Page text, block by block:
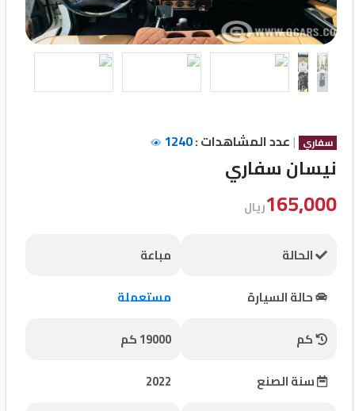
تسجيل
الدخول
English
مستثمري
السيارات
مطلوب
شركات
مميزة
سفاري | عدد المشاهدات :1240
نيسان سفاري
165,000ريال
الحالة
مباعة
حالة السيارة
مستعملة
كم
19000 كم
سنة الصنع
2022